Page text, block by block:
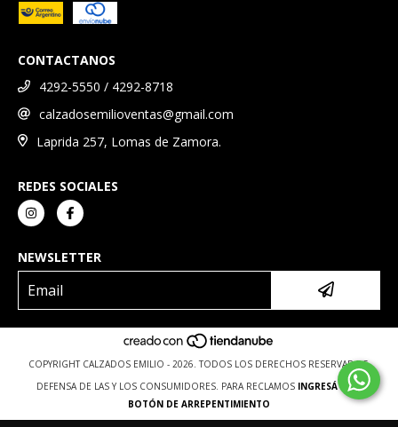
CONTACTANOS
4292-5550 / 4292-8718
calzadosemilioventas@gmail.com
Laprida 257, Lomas de Zamora.
REDES SOCIALES
NEWSLETTER
COPYRIGHT CALZADOS EMILIO - 2026. TODOS LOS DERECHOS RESERVADOS.
DEFENSA DE LAS Y LOS CONSUMIDORES. PARA RECLAMOS INGRESÁ ACÁ.
BOTÓN DE ARREPENTIMIENTO